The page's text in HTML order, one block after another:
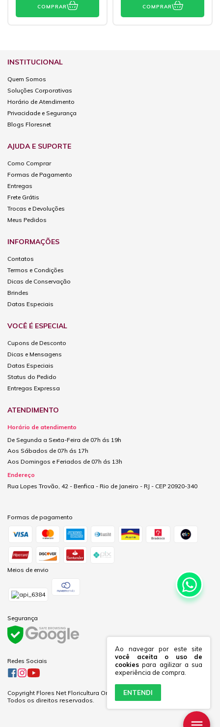
Ao navegar por este site
você aceita o uso de
cookies para agilizar a sua
experiência de compra.
ENTENDI
COMPRAR COMPRAR
INSTITUCIONAL
Quem Somos
Soluções Corporativas
Horário de Atendimento
Privacidade e Segurança
Blogs Floresnet
AJUDA E SUPORTE
Como Comprar
Formas de Pagamento
Entregas
Frete Grátis
Trocas e Devoluções
Meus Pedidos
INFORMAÇÕES
Contatos
Termos e Condições
Dicas de Conservação
Brindes
Datas Especiais
VOCÊ É ESPECIAL
Cupons de Desconto
Dicas e Mensagens
Datas Especiais
Status do Pedido
Entregas Expressa
ATENDIMENTO
Horário de atendimento
De Segunda a Sexta-Feira de 07h ás 19h
Aos Sábados de 07h ás 17h
Aos Domingos e Feriados de 07h ás 13h
Endereço
Rua Lopes Trovão, 42 - Benfica - Rio de Janeiro - RJ - CEP 20920-340
Formas de pagamento
Meios de envio
Segurança
Redes Sociais
Copyright Flores Net Floricultura Online Ltda - 60281691000170 - 2026.
Todos os direitos reservados.